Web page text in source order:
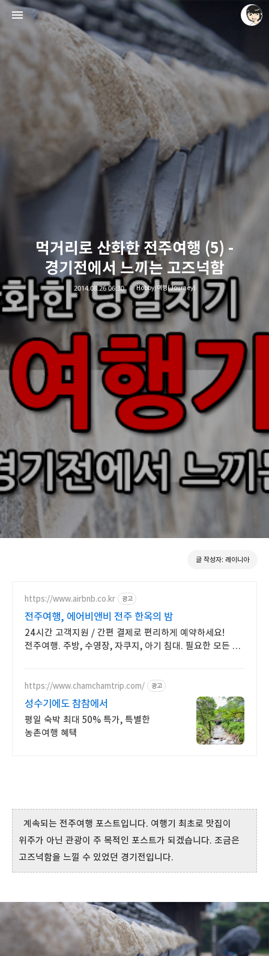
먹거리로 산화한 전주여행 (5) -
경기전에서 느끼는 고즈넉함
2014.08.26 06:30 Hobby/여행(Journey)
글 작성자: 레이니아
https://www.airbnb.co.kr 광고
전주여행, 에어비앤비 전주 한옥의 밤
24시간 고객지원 / 간편 결제로 편리하게 예약하세요!
전주여행. 주방, 수영장, 자쿠지, 아기 침대. 필요한 모든 게
https://www.chamchamtrip.com/ 광고
성수기에도 참참에서
평일 숙박 최대 50% 특가, 특별한
농촌여행 혜택
계속되는 전주여행 포스트입니다. 여행기 최초로 맛집이
위주가 아닌 관광이 주 목적인 포스트가 되겠습니다. 조금은
고즈넉함을 느낄 수 있었던 경기전입니다.
레이니아
레이니아